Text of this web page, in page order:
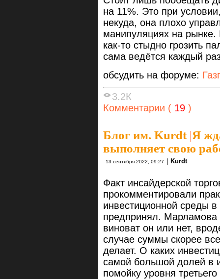
на 11%. Это при
некуда, она плохо
манипуляциях на
как-то стыдно грозить
сама ведётся каждый
обсудить на форуме:
3.2К
Комментарии ( 19 )
Блог им. Kurdt|Я
выполняет свою
13 сентября 2022, 09:27 Kurdt
Факт инсайдерской
прокомментировали
инвестиционной среды
предпринял. Марламова
виноват он или нет,
случае суммы скорее
делает. О каких
самой большой долей в
помойку уровня